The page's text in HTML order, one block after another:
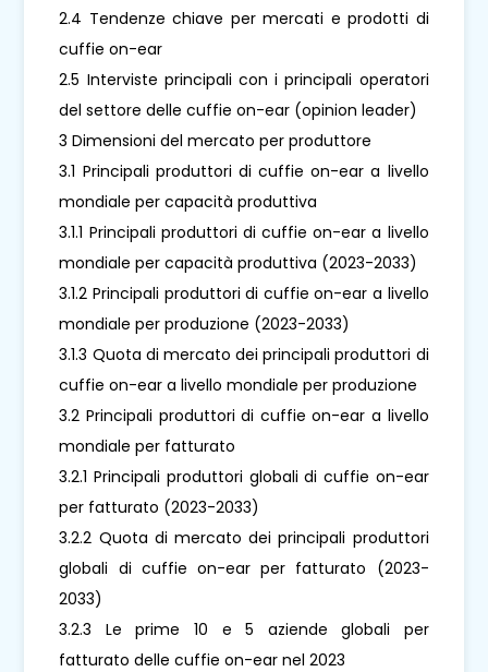
2.4 Tendenze chiave per mercati e prodotti di
cuffie on-ear
2.5 Interviste principali con i principali operatori
del settore delle cuffie on-ear (opinion leader)
3 Dimensioni del mercato per produttore
3.1 Principali produttori di cuffie on-ear a livello
mondiale per capacità produttiva
3.1.1 Principali produttori di cuffie on-ear a livello
mondiale per capacità produttiva (2023-2033)
3.1.2 Principali produttori di cuffie on-ear a livello
mondiale per produzione (2023-2033)
3.1.3 Quota di mercato dei principali produttori di
cuffie on-ear a livello mondiale per produzione
3.2 Principali produttori di cuffie on-ear a livello
mondiale per fatturato
3.2.1 Principali produttori globali di cuffie on-ear
per fatturato (2023-2033)
3.2.2 Quota di mercato dei principali produttori
globali di cuffie on-ear per fatturato (2023-
2033)
3.2.3 Le prime 10 e 5 aziende globali per
fatturato delle cuffie on-ear nel 2023